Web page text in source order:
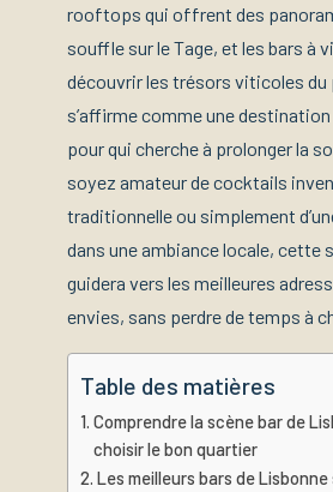
rooftops qui offrent des
souffle sur le Tage, et les bars à
découvrir les trésors viticoles du
s’affirme comme une
pour qui cherche à prolonger la
soyez amateur de cocktails
traditionnelle ou simplement
dans une ambiance locale, cette
guidera vers les meilleures
envies, sans perdre de temps à
Table des matières
Comprendre la scène bar de
choisir le bon quartier
Les meilleurs bars de Lisbonne